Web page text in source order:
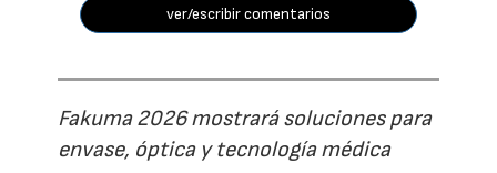
ver/escribir comentarios
Fakuma 2026 mostrará soluciones para
envase, óptica y tecnología médica